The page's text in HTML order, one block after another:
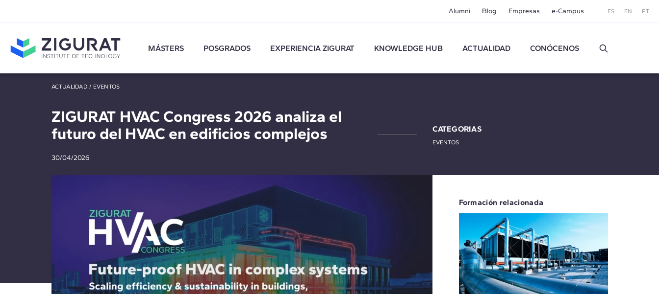
Alumni Blog Empresas e-Campus ES EN PT
MÁSTERS POSGRADOS EXPERIENCIA ZIGURAT KNOWLEDGE HUB ACTUALIDAD CONÓCENOS
ACTUALIDAD / EVENTOS
ZIGURAT HVAC Congress 2026 analiza el
futuro del HVAC en edificios complejos
30/04/2026
CATEGORIAS
EVENTOS
Formación relacionada